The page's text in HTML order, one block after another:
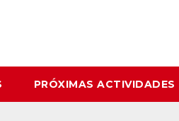
PRÓXIMAS ACTIVIDADES